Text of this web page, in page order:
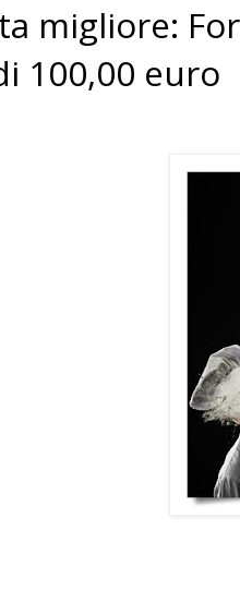
migliore:
100,00 euro